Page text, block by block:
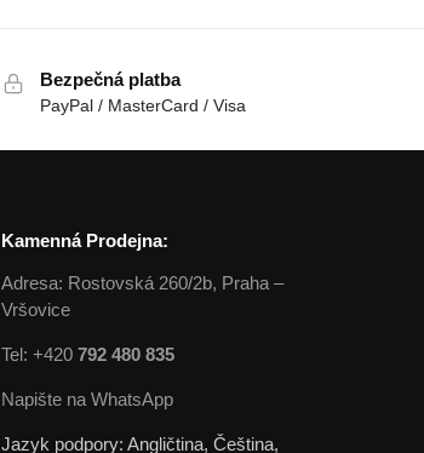
Bezpečná platba
PayPal / MasterCard / Visa
Kamenná Prodejna:
Adresa: Rostovská 260/2b, Praha –
Vršovice
Tel: +420 792 480 835
Napište na WhatsApp
Jazyk podpory: Angličtina, Čeština,